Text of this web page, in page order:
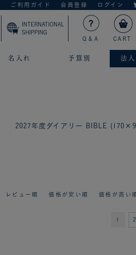
ご利用ガイド 会員登録 ログイン
INTERNATIONAL
SHIPPING
Q＆A
CART
名入れ 予算別 法
2027年度ダイアリー BIBLE
レビュー順 価格が安い順 価格が高い
2